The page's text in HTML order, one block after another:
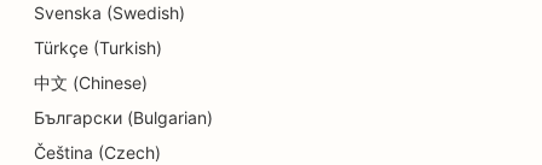
Eğitim ve Çocuk Bakım Hizmetleri için SEO
Donut Dükkanları için SEO
Elektrikçiler için SEO
Svenska (Swedish)
Türkçe (Turkish)
中文 (Chinese)
Български (Bulgarian)
Čeština (Czech)